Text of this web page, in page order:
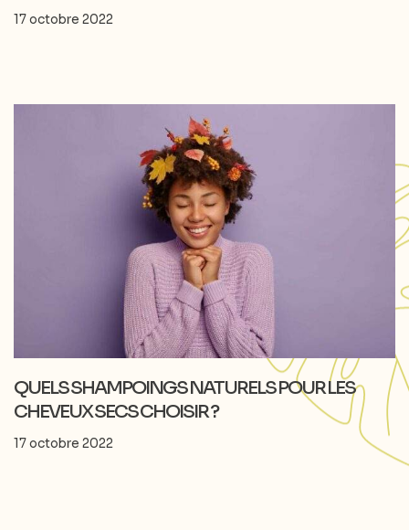
17 octobre 2022
QUELS SHAMPOINGS NATURELS POUR LES
CHEVEUX SECS CHOISIR ?
17 octobre 2022